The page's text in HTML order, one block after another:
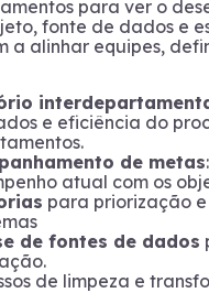
para ver o
fonte de dados e
a alinhar equipes,
e eficiência do
de metas
atual com os
para priorização
de fontes de dados
de limpeza e